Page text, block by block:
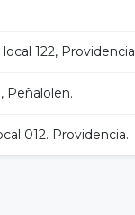
122, Providencia
Peñalolen.
012. Providencia.